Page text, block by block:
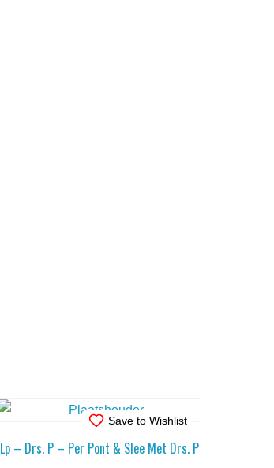
Save to Wishlist
Lp – Drs. P – Per Pont & Slee Met Drs. P